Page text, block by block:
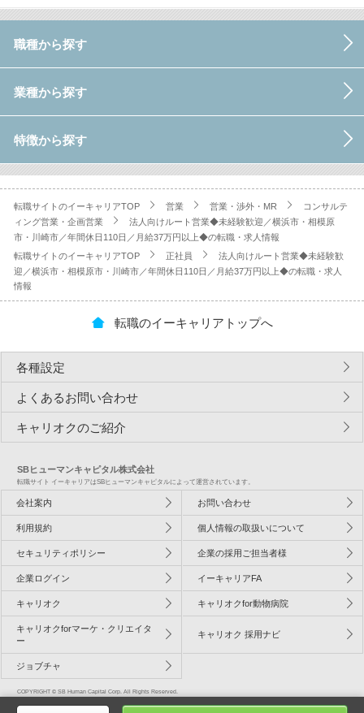
職種から探す
業種から探す
特徴から探す
転職サイトのイーキャリアTOP 営業 営業・渉外・MR
コンサルテ
ィング営業・企画営業
法人向けルート営業◆未経験歓迎／横浜市・相模原
市・川崎市／年間休日110日／月給37万円以上◆の転職・求人情報
転職サイトのイーキャリアTOP
正社員
法人向けルート営業◆未経験歓
迎／横浜市・相模原市・川崎市／年間休日110日／月給37万円以上◆の転職・求人
情報
転職のイーキャリアトップへ
各種設定
よくあるお問い合わせ
キャリオクのご紹介
SBヒューマンキャピタル株式会社
転職サイト イーキャリアはSBヒューマンキャピタルによって運営されています。
会社案内 お問い合わせ
利用規約 個人情報の取扱いについて
セキュリティポリシー 企業の採用ご担当者様
企業ログイン イーキャリアFA
キャリオク キャリオクfor動物病院
キャリオクforマーケ・クリエイタ
ー
キャリオク 採用ナビ
ジョブチャ
COPYRIGHT © SB Human Capital Corp. All Rights Reserved.